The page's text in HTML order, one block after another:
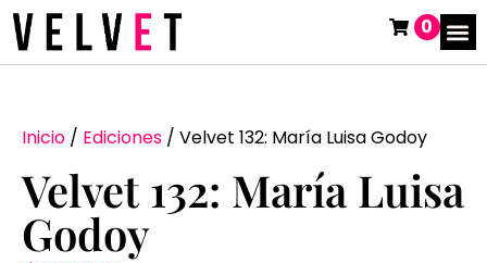
0
Inicio / Ediciones / Velvet 132: María Luisa Godoy
Velvet 132: María Luisa
Godoy